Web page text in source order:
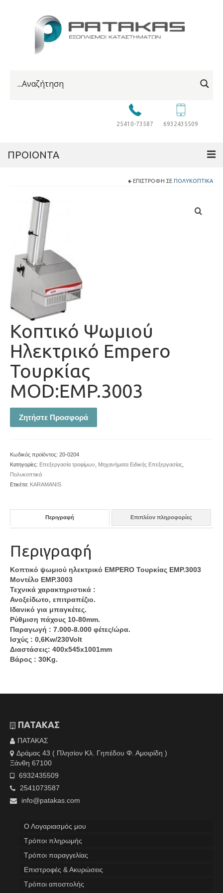
25410-73587 6932435509
ΠΡΟΙΟΝΤΑ
ΕΠΙΣΤΡΟΦΉ ΣΕ ΠΟΛΥΚΟΠΤΙΚΆ
Κοπτικό Ψωμιού
Ηλεκτρικό Empero
Τουρκίας
MOD:EMP.3003
Ζητήστε Προσφορά
Κωδικός προϊόντος: 20-0204
Κατηγορίες: Επεξεργασία τροφίμων Μηχανήματα Ειδικής Επεξεργασίας
Πολυκοπτικά
Ετικέτα: KARAMANIS
Περιγραφή Επιπλέον πληροφορίες
Περιγραφή
Κοπτικό ψωμιού ηλεκτρικό EMPERO Τουρκίας EMP.3003
Μοντέλο EMP.3003
Τεχνικά χαρακτηριστικά :
Ανοξείδωτο, επιτραπέζιο.
Ιδανικό για μπαγκέτες.
Ρύθμιση πάχους 10-80mm.
Παραγωγή : 7.000-8.000 φέτες/ώρα.
Ισχύς : 0,6Kw/230Volt
Διαστάσεις: 400x545x1001mm
Βάρος : 30Kg.
ΠΑΤΑΚΑΣ
ΠΑΤΑΚΑΣ
Δράμας 43 ( Πλησίον Κλ. Γηπέδου Φ. Αμοιρίδη )
Ξάνθη 67100
6932435509
2541073587
info@patakas.com
Ο Λογαριασμός μου
Tρόποι πληρωμής
Τρόποι παραγγελίας
Επιστροφές & Ακυρώσεις
Τρόποι αποστολής